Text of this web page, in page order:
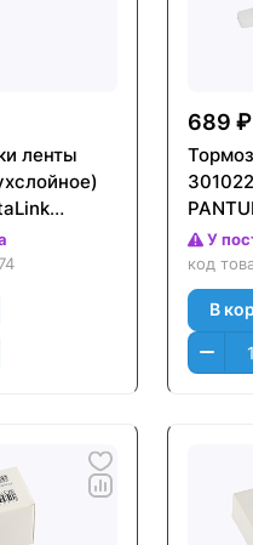
ленты
C9000
689 ₽
M7300
У
код
В